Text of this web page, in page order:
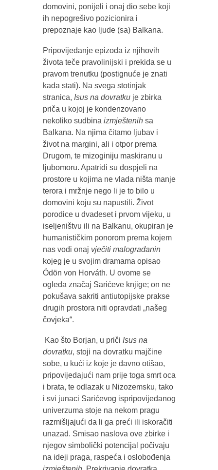
domovini, ponijeli i onaj dio sebe koji
ih nepogrešivo pozicionira i
prepoznaje kao ljude (sa) Balkana.
Pripovijedanje epizoda iz njihovih
života teče pravolinijski i prekida se u
pravom trenutku (postignuće je znati
kada stati). Na svega stotinjak
stranica, Isus na dovratku je zbirka
priča u kojoj je kondenzovano
nekoliko sudbina izmještenihsa
Balkana. Na njima čitamo ljubav i
život na margini, ali i otpor prema
Drugom, te mizoginiju maskiranu u
ljubomoru. Apatridi su dospjeli na
prostore u kojima ne vlada ništa manje
terora i mržnje nego li je to bilo u
domovini koju su napustili. Život
porodice u dvadeset i prvom vijeku, u
iseljeništvu ili na Balkanu, okupiran je
humanističkim ponorom prema kojem
nas vodi onaj vječiti malograđanin
kojeg je u svojim dramama opisao
Ödön von Horváth. U ovome se
ogleda značaj Sarićeve knjige; on ne
pokušava sakriti antiutopijske prakse
drugih prostora niti opravdati „našeg
čovjeka“.
Kao što Borjan, u priči Isus na
dovratku, stoji na dovratku majčine
sobe, u kući iz koje je davno otišao,
pripovijedajući nam prije toga smrt oca
i brata, te odlazak u Nizozemsku, tako
i svi junaci Sarićevog ispripovijedanog
univerzuma stoje na nekom pragu
razmišljajući da li ga preći ili iskoračiti
unazad. Smisao naslova ove zbirke i
njegov simbolički potencijal počivaju
na ideji praga, raspeća i oslobođenja